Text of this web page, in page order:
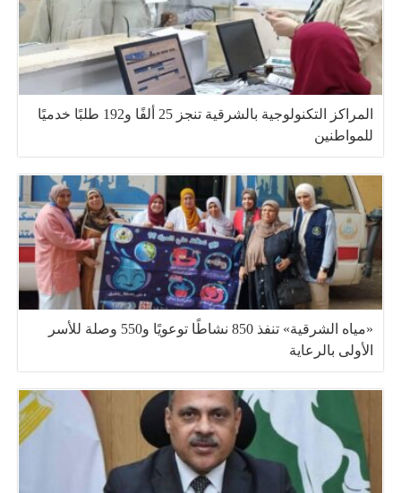
المراكز التكنولوجية بالشرقية تنجز 25 ألفًا و192 طلبًا خدميًا
للمواطنين
«مياه الشرقية» تنفذ 850 نشاطًا توعويًا و550 وصلة للأسر
الأولى بالرعاية